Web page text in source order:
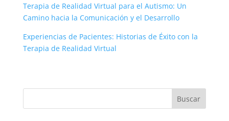
Terapia de Realidad Virtual para el Autismo: Un
Camino hacia la Comunicación y el Desarrollo
Experiencias de Pacientes: Historias de Éxito con la
Terapia de Realidad Virtual
Buscar